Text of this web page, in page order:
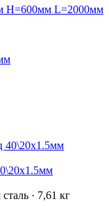
H=600мм L=2000мм
· 7,61 кг